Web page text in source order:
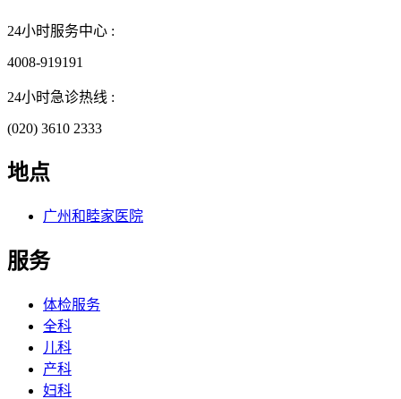
24小时服务中心 :
4008-919191
24小时急诊热线 :
(020) 3610 2333
地点
广州和睦家医院
服务
体检服务
全科
儿科
产科
妇科